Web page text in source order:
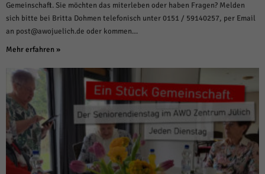
Gemeinschaft. Sie möchten das miterleben oder haben Fragen? Melden
sich bitte bei Britta Dohmen telefonisch unter 0151 / 59140257, per Email
an post@awojuelich.de oder kommen…
Mehr erfahren »